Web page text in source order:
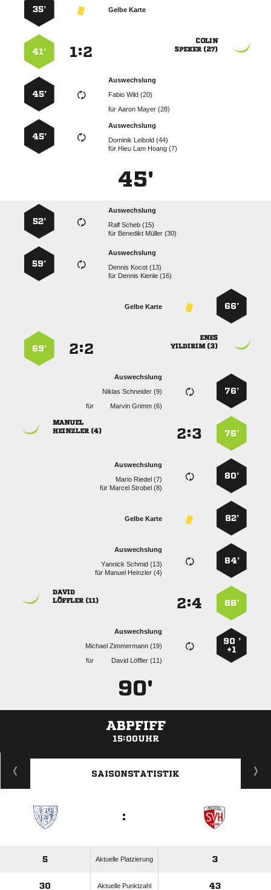
Gelbe Karte
35’

 
:
41’
Auswechslung
  
für  
45’
Auswechslung
  
für    
45’
45'
Auswechslung
  
für   
52’
Auswechslung
  
für   
59’
66’
Gelbe Karte

 
:
69’
76’
Auswechslung
  
für
  
76’
:

 
80’
Auswechslung
  
für   
82’
Gelbe Karte
84’
Auswechslung
  
für   
88’
:

 
90 ’
+1
Auswechslung
  
für
  
90'
ABPFIFF
15:00UHR
ANZEIGE
SAISONSTATISTIK
:
5 Aktuelle Platzierung 3
30 Aktuelle Punktzahl 43